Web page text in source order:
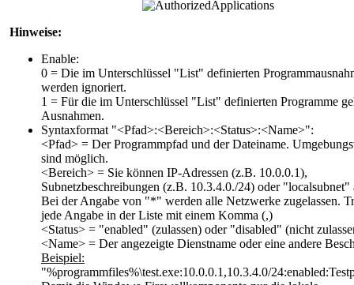
Hinweise:
Enable:
0 = Die im Unterschlüssel "List" definierten
werden ignoriert.
1 = Für die im Unterschlüssel "List" definierten Programme
Ausnahmen.
Syntaxformat "<Pfad>:<Bereich>:<Status>:<Name>":
<Pfad> = Der Programmpfad und der Dateiname.
sind möglich.
<Bereich> = Sie können IP-Adressen (z.B. 10.0.0.1),
Subnetzbeschreibungen (z.B. 10.3.4.0./24) oder "localsubnet"
Bei der Angabe von "*" werden alle Netzwerke zugelassen.
jede Angabe in der Liste mit einem Komma (,)
<Status> = "enabled" (zulassen) oder "disabled" (nicht
<Name> = Der angezeigte Dienstname oder eine andere
Beispiel:
"%programmfiles%\test.exe:10.0.0.1,10.3.4.0/